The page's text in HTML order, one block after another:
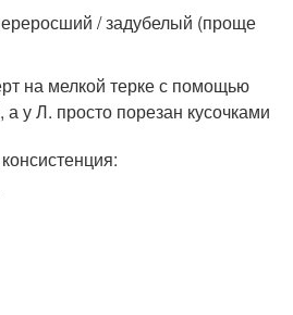
/ задубелый (проще
на мелкой терке с помощью
а у Л. просто порезан кусочками